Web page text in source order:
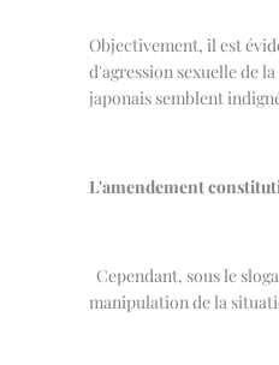
Objectivement, il est
d'agression sexuelle de
japonais semblent
L'amendement
Cependant, sous le
manipulation de la